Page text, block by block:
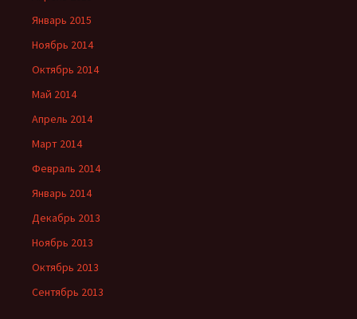
Январь 2015
Ноябрь 2014
Октябрь 2014
Май 2014
Апрель 2014
Март 2014
Февраль 2014
Январь 2014
Декабрь 2013
Ноябрь 2013
Октябрь 2013
Сентябрь 2013